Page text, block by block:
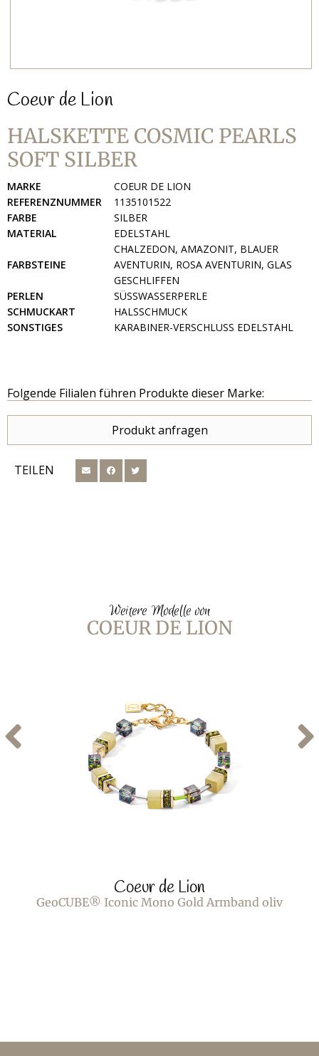
Coeur de Lion
HALSKETTE COSMIC PEARLS
SOFT SILBER
MARKE
COEUR DE LION
REFERENZNUMMER
1135101522
FARBE
SILBER
MATERIAL
EDELSTAHL
FARBSTEINE
CHALZEDON, AMAZONIT, BLAUER
AVENTURIN, ROSA AVENTURIN, GLAS
GESCHLIFFEN
PERLEN
SÜSSWASSERPERLE
SCHMUCKART
HALSSCHMUCK
SONSTIGES
KARABINER-VERSCHLUSS EDELSTAHL
Folgende Filialen führen Produkte dieser Marke:
Produkt anfragen
TEILEN
Weitere Modelle von
COEUR DE LION
Coeur de Lion
GeoCUBE® Iconic Mono Gold Armband oliv